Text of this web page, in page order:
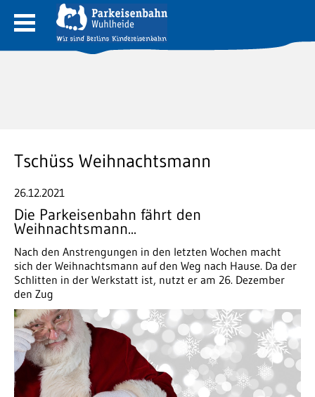
Tschüss Weihnachtsmann
26.12.2021
Die Parkeisenbahn fährt den
Weihnachtsmann...
Nach den Anstrengungen in den letzten Wochen macht
sich der Weihnachtsmann auf den Weg nach Hause. Da der
Schlitten in der Werkstatt ist, nutzt er am 26. Dezember
den Zug